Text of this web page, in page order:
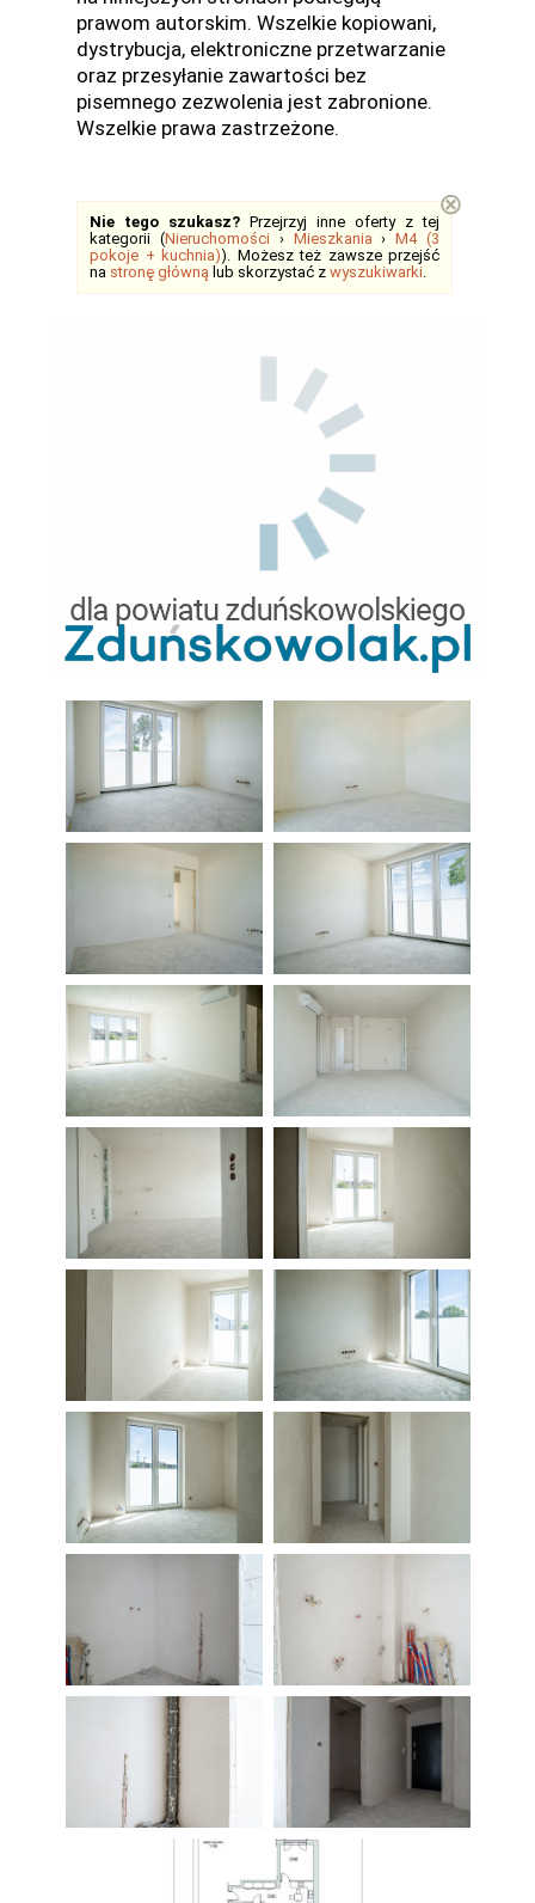
prawom autorskim. Wszelkie kopiowani,
dystrybucja, elektroniczne przetwarzanie
oraz przesyłanie zawartości bez
pisemnego zezwolenia jest zabronione.
Wszelkie prawa zastrzeżone.
Nie tego szukasz? Przejrzyj inne oferty z tej
kategorii (Nieruchomości› Mieszkania ›M4 (3
pokoje + kuchnia)). Możesz też zawsze przejść
na stronę główną lub skorzystać z wyszukiwarki.
⊗